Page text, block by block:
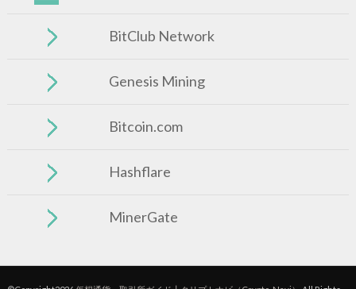
BitClub Network
Genesis Mining
Bitcoin.com
Hashflare
MinerGate